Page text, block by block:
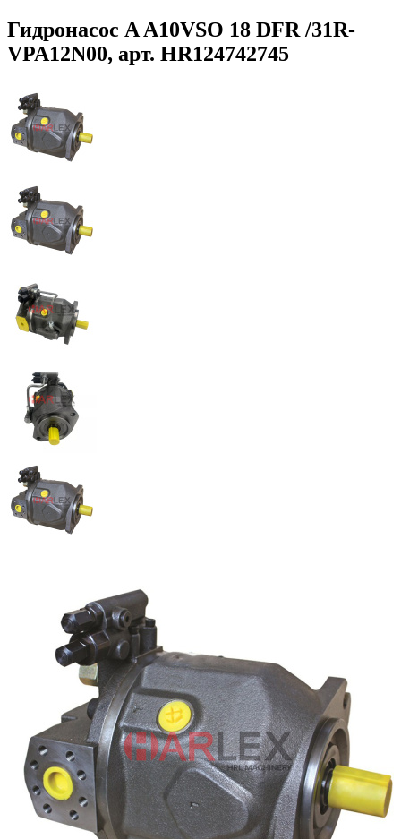
Гидронасос A A10VSO 18 DFR /31R-
VPA12N00, арт. HR124742745